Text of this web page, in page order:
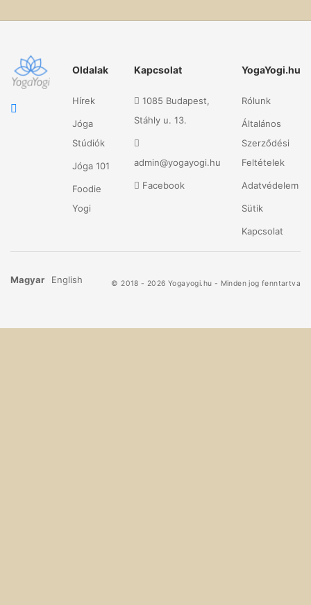
Oldalak
Hírek
Jóga
Stúdiók
Jóga 101
Foodie
Yogi
Kapcsolat
1085 Budapest,
Stáhly u. 13.
admin@yogayogi.hu
Facebook
YogaYogi.hu
Rólunk
Általános
Szerződési
Feltételek
Adatvédelem
Sütik
Kapcsolat
Magyar English © 2018 - 2026 Yogayogi.hu - Minden jog fenntartva